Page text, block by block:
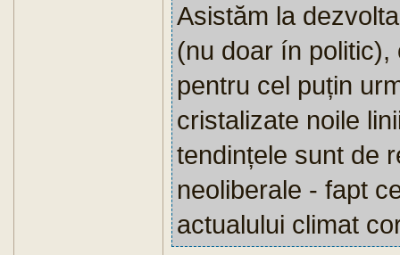
Asistăm la
(nu doar ín
pentru cel puțin
cristalizate noile
tendințele sunt de
neoliberale - fapt
actualului climat